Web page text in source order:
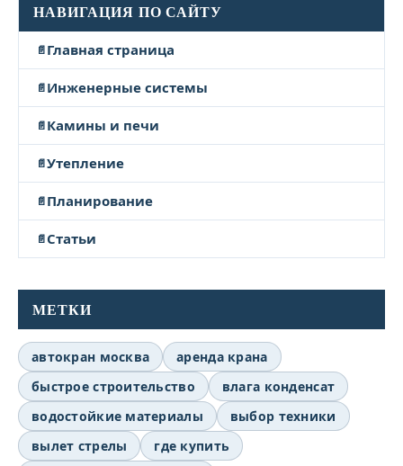
НАВИГАЦИЯ ПО САЙТУ
Главная страница
Инженерные системы
Камины и печи
Утепление
Планирование
Статьи
МЕТКИ
автокран москва
аренда крана
быстрое строительство
влага конденсат
водостойкие материалы
выбор техники
вылет стрелы
где купить